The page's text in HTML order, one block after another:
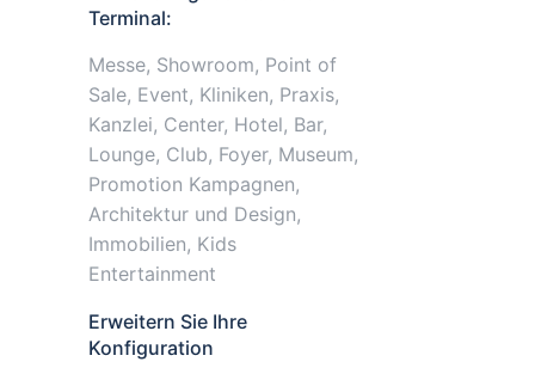
Terminal:
Messe, Showroom, Point of
Sale, Event, Kliniken, Praxis,
Kanzlei, Center, Hotel, Bar,
Lounge, Club, Foyer, Museum,
Promotion Kampagnen,
Architektur und Design,
Immobilien, Kids
Entertainment
Erweitern Sie Ihre
Konfiguration